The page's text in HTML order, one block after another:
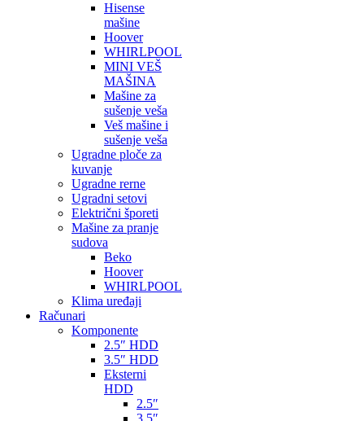
Hisense
mašine
Hoover
WHIRLPOOL
MINI VEŠ
MAŠINA
Mašine za
sušenje veša
Veš mašine i
sušenje veša
Ugradne ploče za
kuvanje
Ugradne rerne
Ugradni setovi
Električni šporeti
Mašine za pranje
sudova
Beko
Hoover
WHIRLPOOL
Klima uređaji
Računari
Komponente
2.5″ HDD
3.5″ HDD
Eksterni
HDD
2.5″
3.5″